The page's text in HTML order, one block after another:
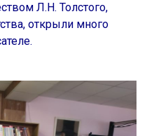
Л.Н. Толстого,
открыли много